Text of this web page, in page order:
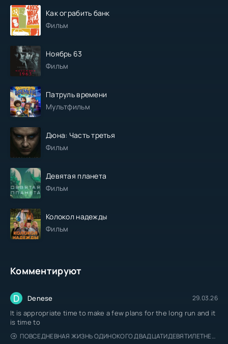
Как ограбить банк
Фильм
Ноябрь 63
Фильм
Патруль времени
Мультфильм
Дюна: Часть третья
Фильм
Девятая планета
Фильм
Колокол надежды
Фильм
Комментируют
D Denese 29.03.26
It is appropriate time to make a few plans for the long run and it
is time to
ПОВСЕДНЕВНАЯ ЖИЗНЬ ОДИНОКОГО ДВАДЦАТИДЕВЯТИЛЕТНЕГО АВАНТЮРИСТА